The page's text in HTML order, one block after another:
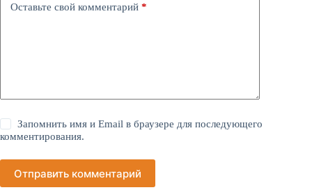
Оставьте свой комментарий *
Запомнить имя и Email в браузере для последующего
комментирования.
Отправить комментарий